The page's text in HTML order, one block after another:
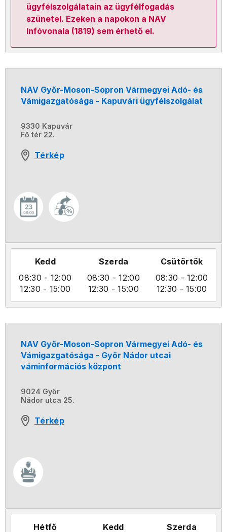
ügyfélszolgálatain az ügyfélfogadás
szünetel. Ezeken a napokon a NAV
Infóvonala (1819) sem érhető el.
NAV Győr-Moson-Sopron Vármegyei Adó- és
Vámigazgatósága - Kapuvári ügyfélszolgálat
9330 Kapuvár
Fő tér 22.
Térkép
Kedd
08:30 - 12:00
12:30 - 15:00
Szerda
08:30 - 12:00
12:30 - 15:00
Csütörtök
08:30 - 12:00
12:30 - 15:00
NAV Győr-Moson-Sopron Vármegyei Adó- és
Vámigazgatósága - Győr Nádor utcai
váminformációs központ
9024 Győr
Nádor utca 25.
Térkép
Hétfő
Kedd
Szerda